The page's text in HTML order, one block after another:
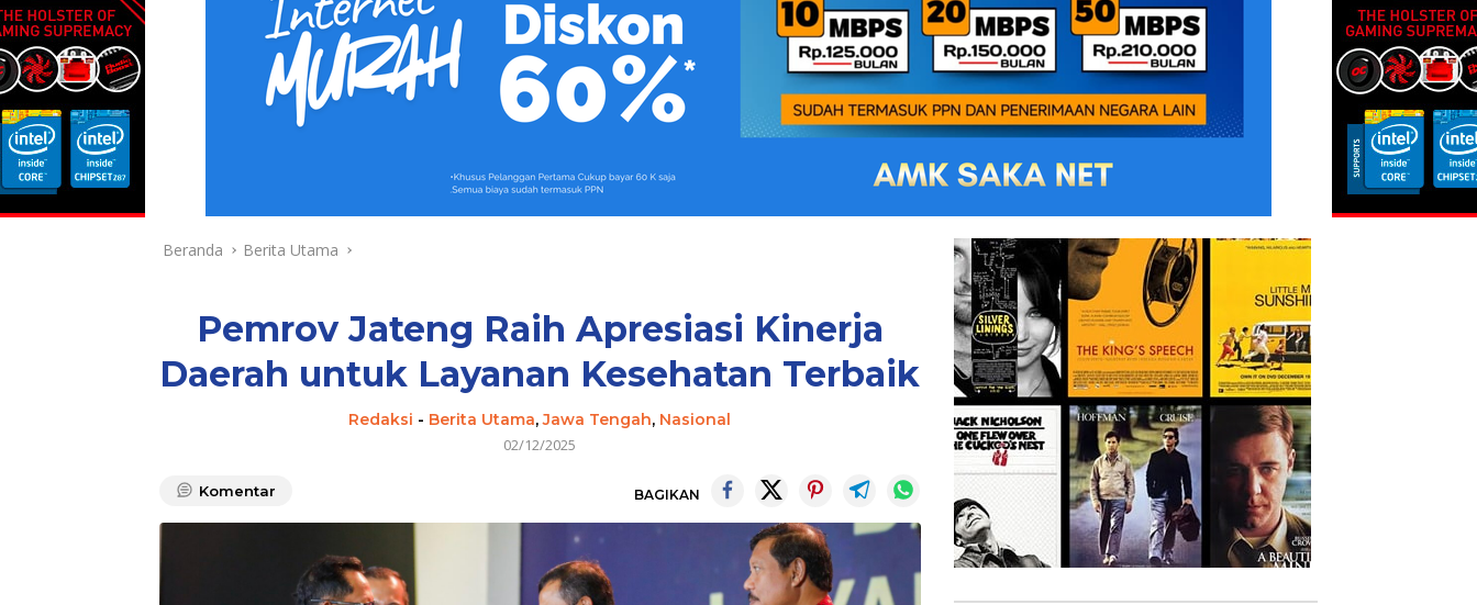
Beranda Berita Utama
Pemrov Jateng Raih Apresiasi Kinerja
Daerah untuk Layanan Kesehatan Terbaik
Redaksi - Berita Utama,Jawa Tengah, Nasional
02/12/2025
Komentar BAGIKAN